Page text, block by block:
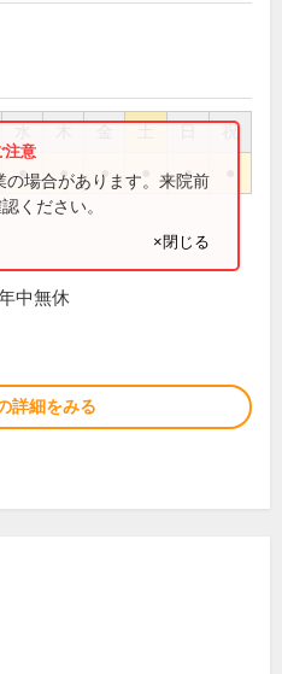
祝
● ● ● ●
場合があります。来院前
ください。
×閉じる
中無休
詳細をみる